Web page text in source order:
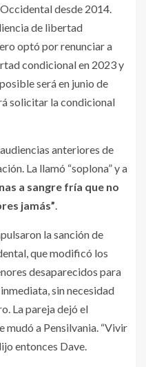
desde 2014.
de libertad
optó por renunciar a
condicional en 2023 y
será en junio de
solicitar la condicional
anteriores de
La llamó “soplona” y a
a sangre fría que no
jamás”.
la sanción de
que modificó los
desaparecidos para
sin necesidad
La pareja dejó el
mudó a Pensilvania. “Vivir
entonces Dave.